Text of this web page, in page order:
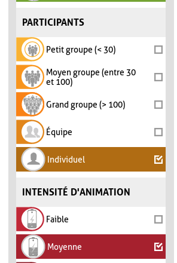
PARTICIPANTS
Petit groupe (< 30)
Moyen groupe (entre 30
et 100)
Grand groupe (> 100)
Équipe
Individuel
INTENSITÉ D'ANIMATION
Faible
Moyenne